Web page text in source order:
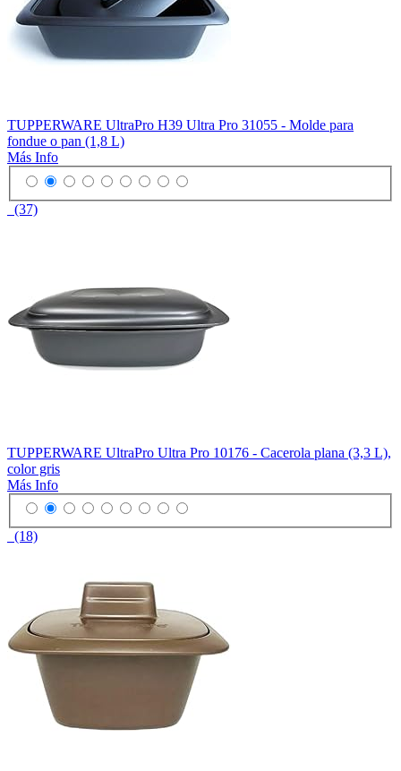
TUPPERWARE UltraPro H39 Ultra Pro 31055 - Molde para
fondue o pan (1,8 L)
Más Info
(37)
TUPPERWARE UltraPro Ultra Pro 10176 - Cacerola plana (3,3 L),
color gris
Más Info
(18)